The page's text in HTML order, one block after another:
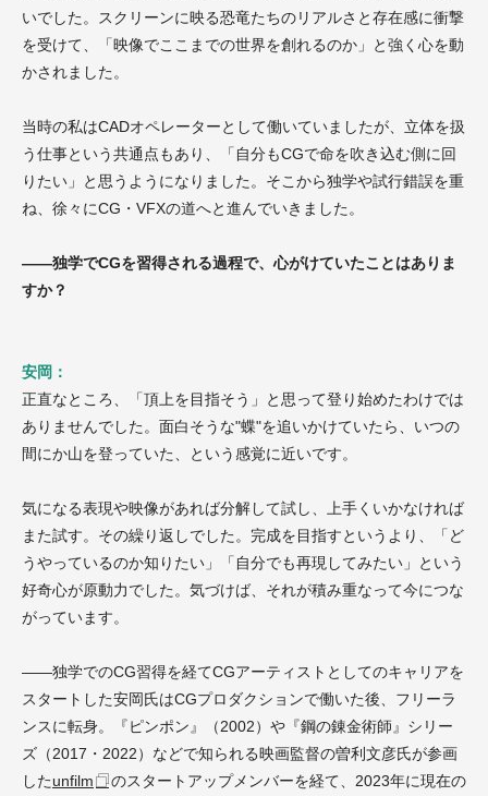
いでした。スクリーンに映る恐竜たちのリアルさと存在感に衝撃
を受けて、「映像でここまでの世界を創れるのか」と強く心を動
かされました。
当時の私はCADオペレーターとして働いていましたが、立体を扱
う仕事という共通点もあり、「自分もCGで命を吹き込む側に回
りたい」と思うようになりました。そこから独学や試行錯誤を重
ね、徐々にCG・VFXの道へと進んでいきました。
——独学でCGを習得される過程で、心がけていたことはありま
すか？
安岡：
正直なところ、「頂上を目指そう」と思って登り始めたわけでは
ありませんでした。面白そうな"蝶"を追いかけていたら、いつの
間にか山を登っていた、という感覚に近いです。
気になる表現や映像があれば分解して試し、上手くいかなければ
また試す。その繰り返しでした。完成を目指すというより、「ど
うやっているのか知りたい」「自分でも再現してみたい」という
好奇心が原動力でした。気づけば、それが積み重なって今につな
がっています。
——独学でのCG習得を経てCGアーティストとしてのキャリアを
スタートした安岡氏はCGプロダクションで働いた後、フリーラ
ンスに転身。『ピンポン』（2002）や『鋼の錬金術師』シリー
ズ（2017・2022）などで知られる映画監督の曽利文彦氏が参画
したunfilm のスタートアップメンバーを経て、2023年に現在の